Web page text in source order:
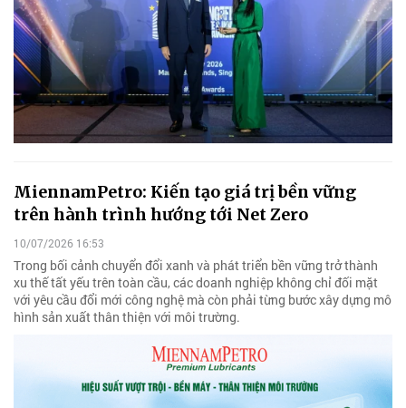
MiennamPetro: Kiến tạo giá trị bền vững
trên hành trình hướng tới Net Zero
10/07/2026 16:53
Trong bối cảnh chuyển đổi xanh và phát triển bền vững trở thành
xu thế tất yếu trên toàn cầu, các doanh nghiệp không chỉ đối mặt
với yêu cầu đổi mới công nghệ mà còn phải từng bước xây dựng mô
hình sản xuất thân thiện với môi trường.